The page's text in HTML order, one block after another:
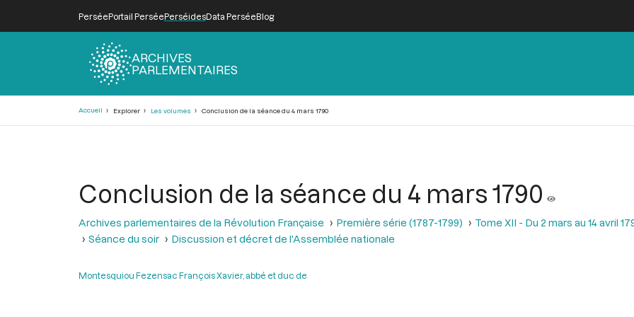
PerséePortail PerséePerséidesData PerséeBlog
ARCHIVES
PARLEMENTAIRES
Accueil Explorer Les volumes Conclusion de la séance du 4 mars 1790
Conclusion de la séance du 4 mars 1790
Archives parlementaires de la Révolution Française Première série (1787-1799) Tome XII - Du 2 mars au 14 avril
Séance du soir
Discussion et décret de l'Assemblée nationale
Montesquiou Fezensac François Xavier, abbé et duc de